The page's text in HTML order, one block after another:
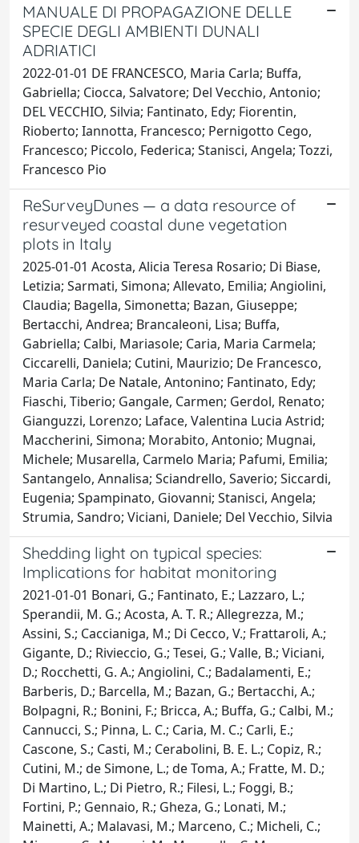
MANUALE DI PROPAGAZIONE DELLE
SPECIE DEGLI AMBIENTI DUNALI
ADRIATICI
2022-01-01 DE FRANCESCO, Maria Carla; Buffa,
Gabriella; Ciocca, Salvatore; Del Vecchio, Antonio;
DEL VECCHIO, Silvia; Fantinato, Edy; Fiorentin,
Rioberto; Iannotta, Francesco; Pernigotto Cego,
Francesco; Piccolo, Federica; Stanisci, Angela; Tozzi,
Francesco Pio
ReSurveyDunes — a data resource of
resurveyed coastal dune vegetation
plots in Italy
2025-01-01 Acosta, Alicia Teresa Rosario; Di Biase,
Letizia; Sarmati, Simona; Allevato, Emilia; Angiolini,
Claudia; Bagella, Simonetta; Bazan, Giuseppe;
Bertacchi, Andrea; Brancaleoni, Lisa; Buffa,
Gabriella; Calbi, Mariasole; Caria, Maria Carmela;
Ciccarelli, Daniela; Cutini, Maurizio; De Francesco,
Maria Carla; De Natale, Antonino; Fantinato, Edy;
Fiaschi, Tiberio; Gangale, Carmen; Gerdol, Renato;
Gianguzzi, Lorenzo; Laface, Valentina Lucia Astrid;
Maccherini, Simona; Morabito, Antonio; Mugnai,
Michele; Musarella, Carmelo Maria; Pafumi, Emilia;
Santangelo, Annalisa; Sciandrello, Saverio; Siccardi,
Eugenia; Spampinato, Giovanni; Stanisci, Angela;
Strumia, Sandro; Viciani, Daniele; Del Vecchio, Silvia
Shedding light on typical species:
Implications for habitat monitoring
2021-01-01 Bonari, G.; Fantinato, E.; Lazzaro, L.;
Sperandii, M. G.; Acosta, A. T. R.; Allegrezza, M.;
Assini, S.; Caccianiga, M.; Di Cecco, V.; Frattaroli, A.;
Gigante, D.; Rivieccio, G.; Tesei, G.; Valle, B.; Viciani,
D.; Rocchetti, G. A.; Angiolini, C.; Badalamenti, E.;
Barberis, D.; Barcella, M.; Bazan, G.; Bertacchi, A.;
Bolpagni, R.; Bonini, F.; Bricca, A.; Buffa, G.; Calbi, M.;
Cannucci, S.; Pinna, L. C.; Caria, M. C.; Carli, E.;
Cascone, S.; Casti, M.; Cerabolini, B. E. L.; Copiz, R.;
Cutini, M.; de Simone, L.; de Toma, A.; Fratte, M. D.;
Di Martino, L.; Di Pietro, R.; Filesi, L.; Foggi, B.;
Fortini, P.; Gennaio, R.; Gheza, G.; Lonati, M.;
Mainetti, A.; Malavasi, M.; Marceno, C.; Micheli, C.;